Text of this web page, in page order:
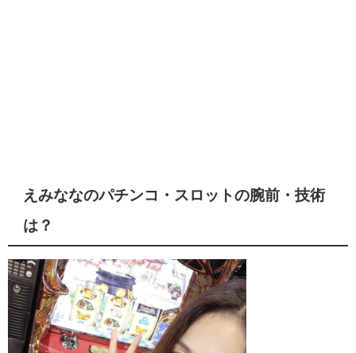
えみななのパチンコ・スロットの腕前・技術
は？